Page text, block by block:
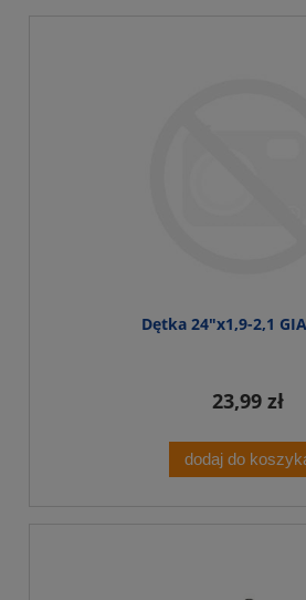
Dętka 24"x1,9-2,1
23,99 zł
dodaj do